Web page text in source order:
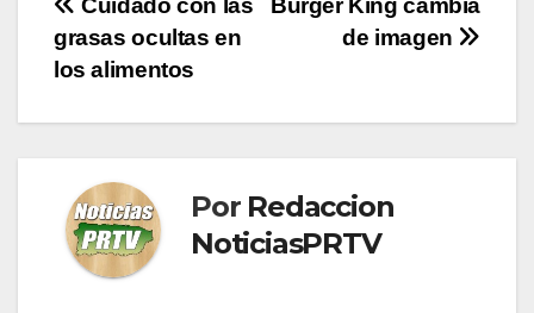
Navegación
de
entradas
Burger King cambia
de imagen
Cuidado con las
grasas ocultas en
los alimentos
Por Redaccion
NoticiasPRTV